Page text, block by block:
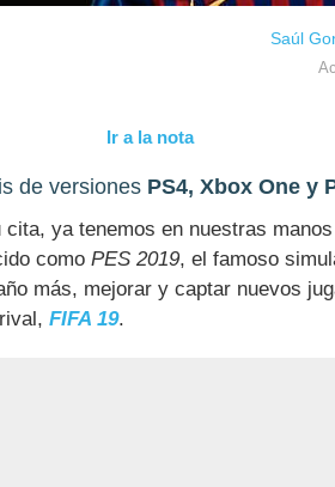
Saúl
Ir a la nota
de versiones PS4, Xbox One y
ya tenemos en nuestras manos
como PES 2019, el famoso
más, mejorar y captar nuevos
FIFA 19.